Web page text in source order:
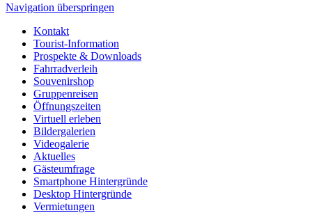
Navigation überspringen
Kontakt
Tourist-Information
Prospekte & Downloads
Fahrradverleih
Souvenirshop
Gruppenreisen
Öffnungszeiten
Virtuell erleben
Bildergalerien
Videogalerie
Aktuelles
Gästeumfrage
Smartphone Hintergründe
Desktop Hintergründe
Vermietungen